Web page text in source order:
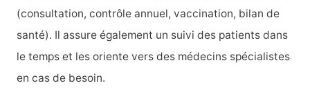
r
:
(consultation, contrôle annuel, vaccination, bilan de
santé). Il assure également un suivi des patients dans
le temps et les oriente vers des médecins spécialistes
en cas de besoin.